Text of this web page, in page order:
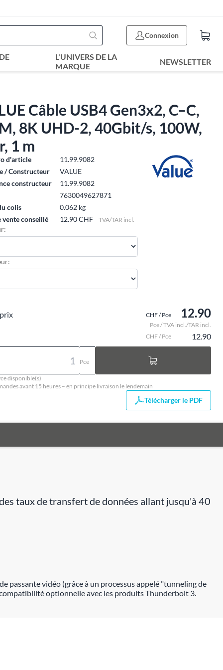
Connexion
L'UNIVERS DE LA
MARQUE
NEWSLETTER
Câble USB4 Gen3x2, C–C,
8K UHD-2, 40Gbit/s, 100W,
1 m
d'article
11.99.9082
/ Constructeur
VALUE
constructeur
11.99.9082
7630049627871
colis
0.062 kg
vente conseillé
12.90 CHF TVA/TAR incl.
CHF / Pce 12.90
Pce / TVA incl./TAR incl.
CHF / Pce
12.90
Pce
disponible(s)
avant 15 heures – en principe livraison le lendemain
Télécharger le PDF
taux de transfert de données allant jusqu'à 40
passante vidéo (grâce à un processus appelé "tunneling de
optionnelle avec les produits Thunderbolt 3.